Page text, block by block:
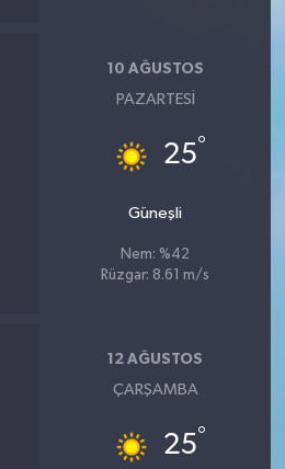
10 AĞUSTOS
PAZARTESI
25°
Güneşli
Nem: %42
Rüzgar: 8.61 m/s
12 AĞUSTOS
ÇARŞAMBA
25°